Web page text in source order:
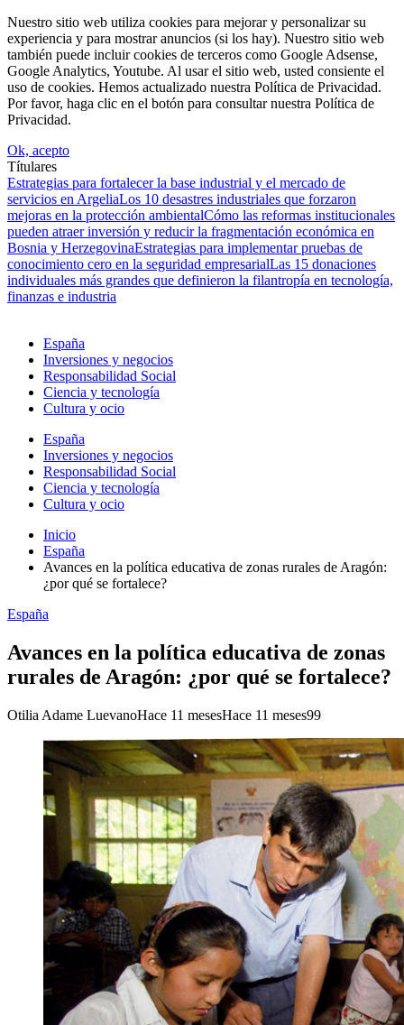
Nuestro sitio web utiliza cookies para mejorar y personalizar su
experiencia y para mostrar anuncios (si los hay). Nuestro sitio web
también puede incluir cookies de terceros como Google Adsense,
Google Analytics, Youtube. Al usar el sitio web, usted consiente el
uso de cookies. Hemos actualizado nuestra Política de Privacidad.
Por favor, haga clic en el botón para consultar nuestra Política de
Privacidad.
Ok, acepto
Títulares
Estrategias para fortalecer la base industrial y el mercado de
servicios en ArgeliaLos 10 desastres industriales que forzaron
mejoras en la protección ambientalCómo las reformas institucionales
pueden atraer inversión y reducir la fragmentación económica en
Bosnia y HerzegovinaEstrategias para implementar pruebas de
conocimiento cero en la seguridad empresarialLas 15 donaciones
individuales más grandes que definieron la filantropía en tecnología,
finanzas e industria
España
Inversiones y negocios
Responsabilidad Social
Ciencia y tecnología
Cultura y ocio
España
Inversiones y negocios
Responsabilidad Social
Ciencia y tecnología
Cultura y ocio
Inicio
España
Avances en la política educativa de zonas rurales de Aragón:
¿por qué se fortalece?
España
Avances en la política educativa de zonas
rurales de Aragón: ¿por qué se fortalece?
Otilia Adame LuevanoHace 11 mesesHace 11 meses99